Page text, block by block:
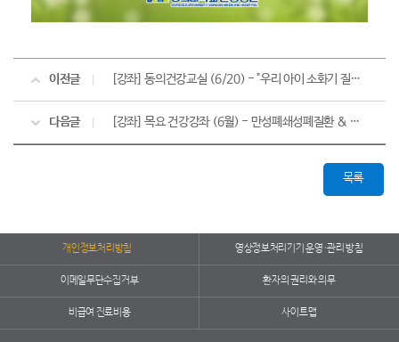
이전글 [강좌] 동의건강교실 (6/20) - "우리 아이 소화기 질환"의 진단과 치료
다음글 [강좌] 목요 건강강좌 (6월) - 만성폐쇄성폐질환 & 경직 치료
목록
개인정보처리방침 영상정보처리기기 운영·관리 방침
이메일무단수집거부 환자의 권리와 의무
비급여 진료비용 사이트맵